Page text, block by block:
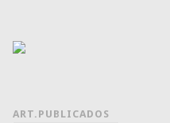
ART.PUBLICADOS